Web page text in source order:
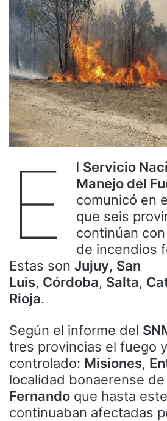
E l Servicio
Manejo del
comunicó en
que seis
continúan
de incendios
Estas son Jujuy, San
Luis, Córdoba, Salta,
Rioja.
Según el informe del
tres provincias el fuego
controlado: Misiones,
localidad bonaerense de
Fernando que hasta
continuaban afectadas